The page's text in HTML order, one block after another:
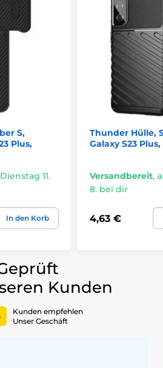
S,
Plus,
11.
In den Korb
Thunder Hülle,
Galaxy S23
Versandbereit,
8. bei dir
4,63 €
Kunden
Kunden empfehlen
Unser Geschäft